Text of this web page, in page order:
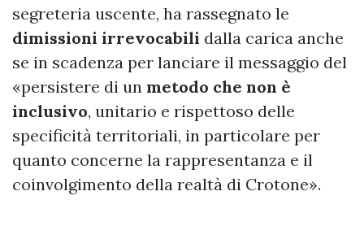
segreteria uscente, ha rassegnato le
dimissioni irrevocabili dalla carica anche
se in scadenza per lanciare il messaggio del
«persistere di un metodo che non è
inclusivo, unitario e rispettoso delle
specificità territoriali, in particolare per
quanto concerne la rappresentanza e il
coinvolgimento della realtà di Crotone».